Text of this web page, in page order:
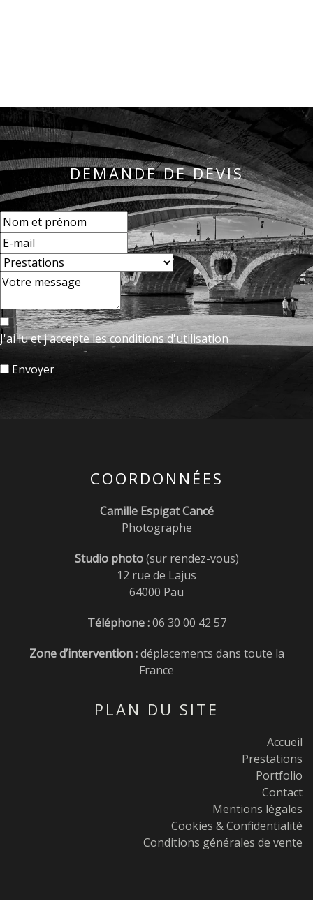
DEMANDE DE DEVIS
J'ai lu et j'accepte les conditions d'utilisation
Envoyer
COORDONNÉES
Camille Espigat Cancé
Photographe
Studio photo(sur rendez-vous)
12 rue de Lajus
64000 Pau
Téléphone :06 30 00 42 57
Zone d’intervention :déplacements dans toute la
France
PLAN DU SITE
Accueil
Prestations
Portfolio
Contact
Mentions légales
Cookies & Confidentialité
Conditions générales de vente